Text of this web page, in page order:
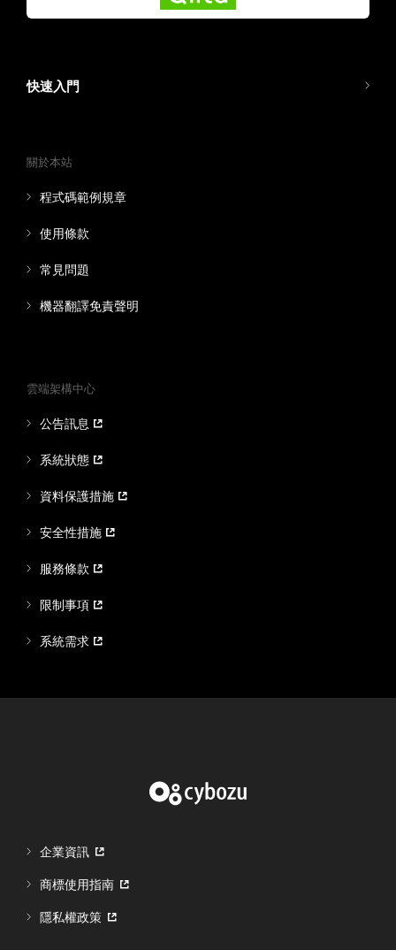
快速入門
關於本站
程式碼範例規章
使用條款
常見問題
機器翻譯免責聲明
雲端架構中心
公告訊息
系統狀態
資料保護措施
安全性措施
服務條款
限制事項
系統需求
企業資訊
商標使用指南
隱私權政策